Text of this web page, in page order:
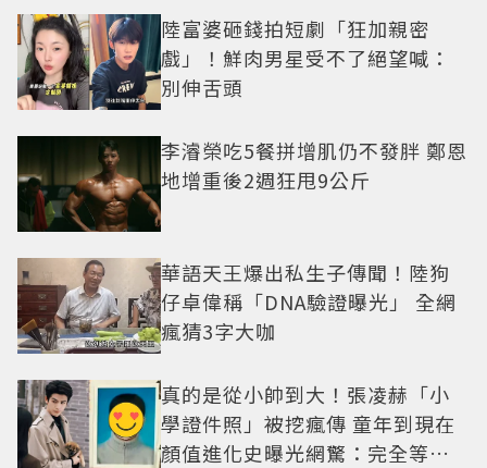
陸富婆砸錢拍短劇「狂加親密
戲」！鮮肉男星受不了絕望喊：
別伸舌頭
李濬榮吃5餐拼增肌仍不發胖 鄭恩
地增重後2週狂甩9公斤
華語天王爆出私生子傳聞！陸狗
仔卓偉稱「DNA驗證曝光」 全網
瘋猜3字大咖
真的是從小帥到大！張凌赫「小
學證件照」被挖瘋傳 童年到現在
顏值進化史曝光網驚：完全等比